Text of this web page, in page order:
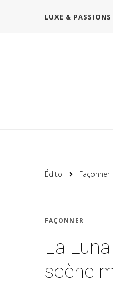
LUXE & PASSIONS
Édito Façonner
FAÇONNER
La
scène